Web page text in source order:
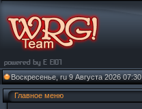
Воскресенье, ru 9 Августа 2026 07:30
Главное меню